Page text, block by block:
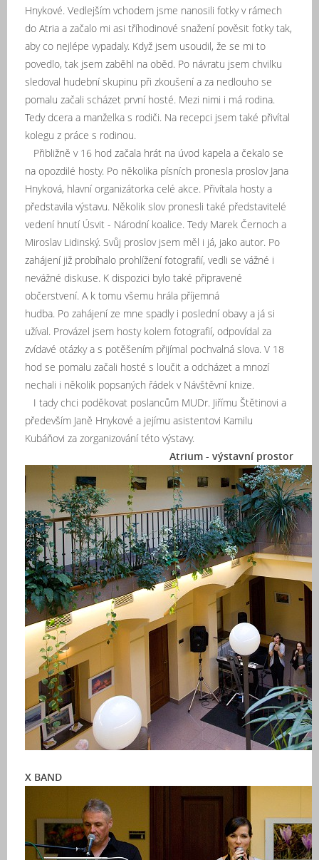
Hnykové. Vedlejším vchodem jsme nanosili fotky v rámech
do Atria a začalo mi asi tříhodinové snažení pověsit fotky tak,
aby co nejlépe vypadaly. Když jsem usoudil, že se mi to
povedlo, tak jsem zaběhl na oběd. Po návratu jsem chvilku
sledoval hudební skupinu při zkoušení a za nedlouho se
pomalu začali scházet první hosté. Mezi nimi i má rodina.
Tedy dcera a manželka s rodiči. Na recepci jsem také přivítal
kolegu z práce s rodinou.
Přibližně v 16 hod začala hrát na úvod kapela a čekalo se
na opozdilé hosty. Po několika písních pronesla proslov Jana
Hnyková, hlavní organizátorka celé akce. Přivítala hosty a
představila výstavu. Několik slov pronesli také představitelé
vedení hnutí Úsvit - Národní koalice. Tedy Marek Černoch a
Miroslav Lidinský. Svůj proslov jsem měl i já, jako autor. Po
zahájení již probíhalo prohlížení fotografií, vedli se vážné i
nevážné diskuse. K dispozici bylo také připravené
občerstvení. A k tomu všemu hrála příjemná
hudba. Po zahájení ze mne spadly i poslední obavy a já si
užíval. Provázel jsem hosty kolem fotografií, odpovídal za
zvídavé otázky a s potěšením přijímal pochvalná slova. V 18
hod se pomalu začali hosté s loučit a odcházet a mnozí
nechali i několik popsaných řádek v Návštěvní knize.
I tady chci poděkovat poslancům MUDr. Jiřímu Štětinovi a
především Janě Hnykové a jejímu asistentovi Kamilu
Kubáňovi za zorganizování této výstavy.
Atrium - výstavní prostor
X BAND